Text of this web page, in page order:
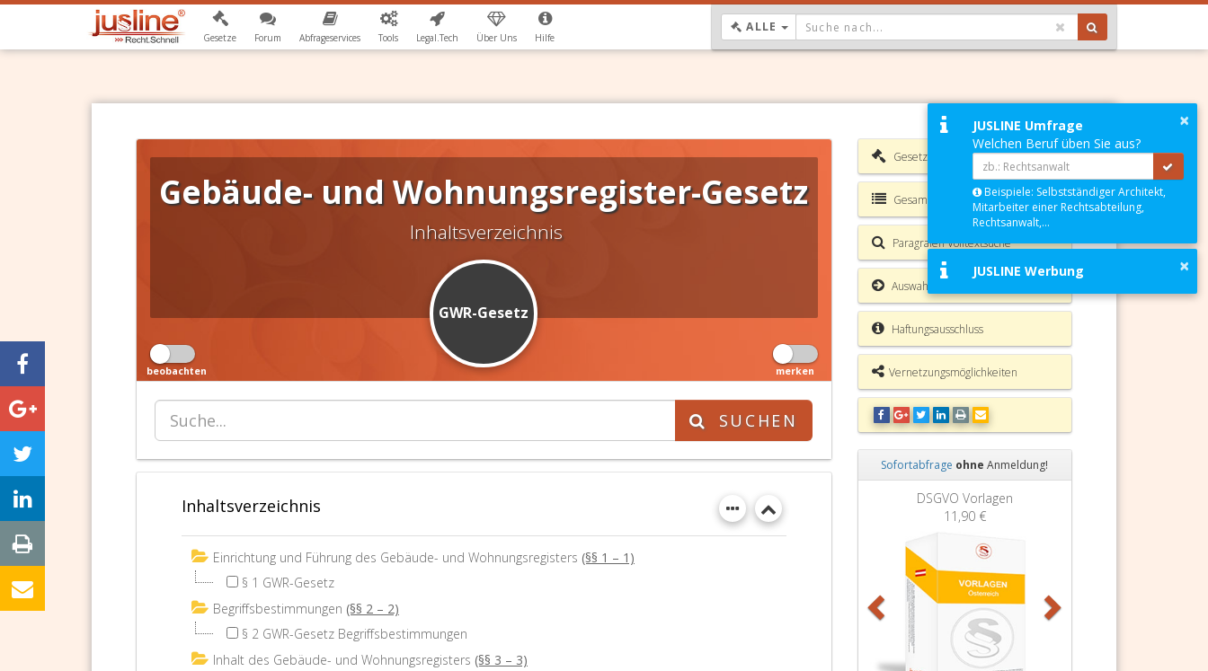
Gesetze Forum Abfrageservices Tools Legal.Tech Über Uns Hilfe
ALLE DROPDOWN: GEWÄHLTER WERT IST ALLE
Gebäude- und Wohnungsregister-Gesetz
Inhaltsverzeichnis
GWR-Gesetz
beobachten merken
SUCHEN
Inhaltsverzeichnis
Einrichtung und Führung des Gebäude- und Wohnungsregisters (§§ 1 – 1)
§ 1 GWR-Gesetz
Begriffsbestimmungen (§§ 2 – 2)
§ 2 GWR-Gesetz Begriffsbestimmungen
Inhalt des Gebäude- und Wohnungsregisters (§§ 3 – 3)
Gesetzesverzeichnis
Gesamte Rechtsvorschrift
Paragrafen Volltextsuche
Auswahl Aktionen
Haftungsausschluss
Vernetzungsmöglichkeiten
Sofortabfrage ohne Anmeldung!
DSGVO Vorlagen
11,90 €
Zurück
×
JUSLINE Umfrage
Welchen Beruf üben Sie aus?
Beispiele: Selbstständiger Architekt,
Mitarbeiter einer Rechtsabteilung,
Rechtsanwalt,...
×
JUSLINE Werbung